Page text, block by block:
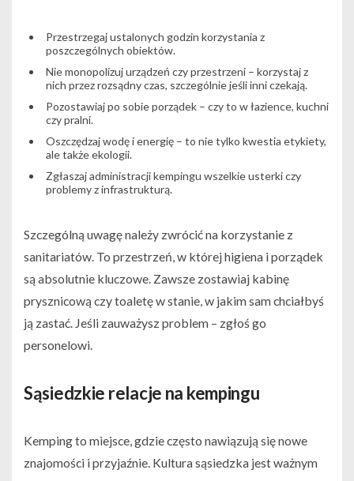
Przestrzegaj ustalonych godzin korzystania z
poszczególnych obiektów.
Nie monopolizuj urządzeń czy przestrzeni – korzystaj z
nich przez rozsądny czas, szczególnie jeśli inni czekają.
Pozostawiaj po sobie porządek – czy to w łazience, kuchni
czy pralni.
Oszczędzaj wodę i energię – to nie tylko kwestia etykiety,
ale także ekologii.
Zgłaszaj administracji kempingu wszelkie usterki czy
problemy z infrastrukturą.
Szczególną uwagę należy zwrócić na korzystanie z
sanitariatów. To przestrzeń, w której higiena i porządek
są absolutnie kluczowe. Zawsze zostawiaj kabinę
prysznicową czy toaletę w stanie, w jakim sam chciałbyś
ją zastać. Jeśli zauważysz problem – zgłoś go
personelowi.
Sąsiedzkie relacje na kempingu
Kemping to miejsce, gdzie często nawiązują się nowe
znajomości i przyjaźnie. Kultura sąsiedzka jest ważnym